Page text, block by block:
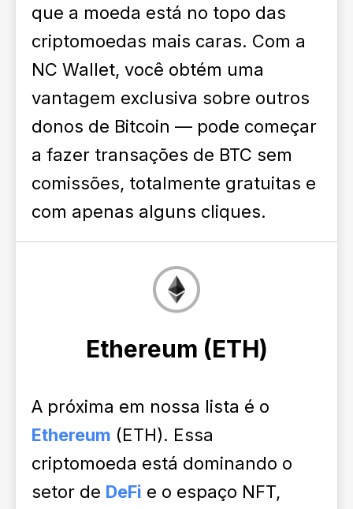
que a moeda está no topo das
criptomoedas mais caras. Com a
NC Wallet, você obtém uma
vantagem exclusiva sobre outros
donos de Bitcoin — pode começar
a fazer transações de BTC sem
comissões, totalmente gratuitas e
com apenas alguns cliques.
Ethereum (ETН)
A próxima em nossa lista é o
Ethereum (ETH). Essa
criptomoeda está dominando o
setor de DeFi e o espaço NFT,